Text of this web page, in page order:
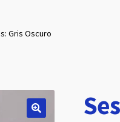
Gris Oscuro